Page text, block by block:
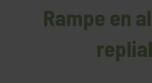
Rampe en